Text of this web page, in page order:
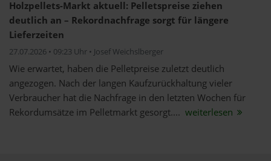
Holzpellets-Markt aktuell: Pelletspreise ziehen
deutlich an – Rekordnachfrage sorgt für längere
Lieferzeiten
27.07.2026 • 09:23 Uhr • Josef Weichslberger
Wie erwartet, haben die Pelletpreise zuletzt deutlich
angezogen. Nach der langen Kaufzurückhaltung vieler
Verbraucher hat die Nachfrage in den letzten Wochen für
Rekordumsätze im Pelletmarkt gesorgt.... weiterlesen